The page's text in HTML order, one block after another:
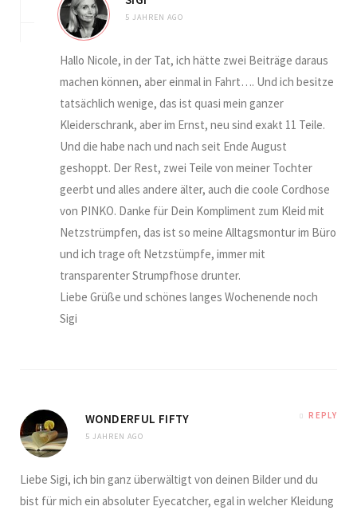
5 JAHREN AGO
Hallo Nicole, in der Tat, ich hätte zwei Beiträge daraus
machen können, aber einmal in Fahrt…. Und ich besitze
tatsächlich wenige, das ist quasi mein ganzer
Kleiderschrank, aber im Ernst, neu sind exakt 11 Teile.
Und die habe nach und nach seit Ende August
geshoppt. Der Rest, zwei Teile von meiner Tochter
geerbt und alles andere älter, auch die coole Cordhose
von PINKO. Danke für Dein Kompliment zum Kleid mit
Netzstrümpfen, das ist so meine Alltagsmontur im Büro
und ich trage oft Netzstümpfe, immer mit
transparenter Strumpfhose drunter.
Liebe Grüße und schönes langes Wochenende noch
Sigi
WONDERFUL FIFTY
5 JAHREN AGO
REPLY
Liebe Sigi, ich bin ganz überwältigt von deinen Bilder und du
bist für mich ein absoluter Eyecatcher, egal in welcher Kleidung